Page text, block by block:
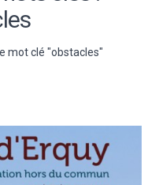
mot clé "obstacles"